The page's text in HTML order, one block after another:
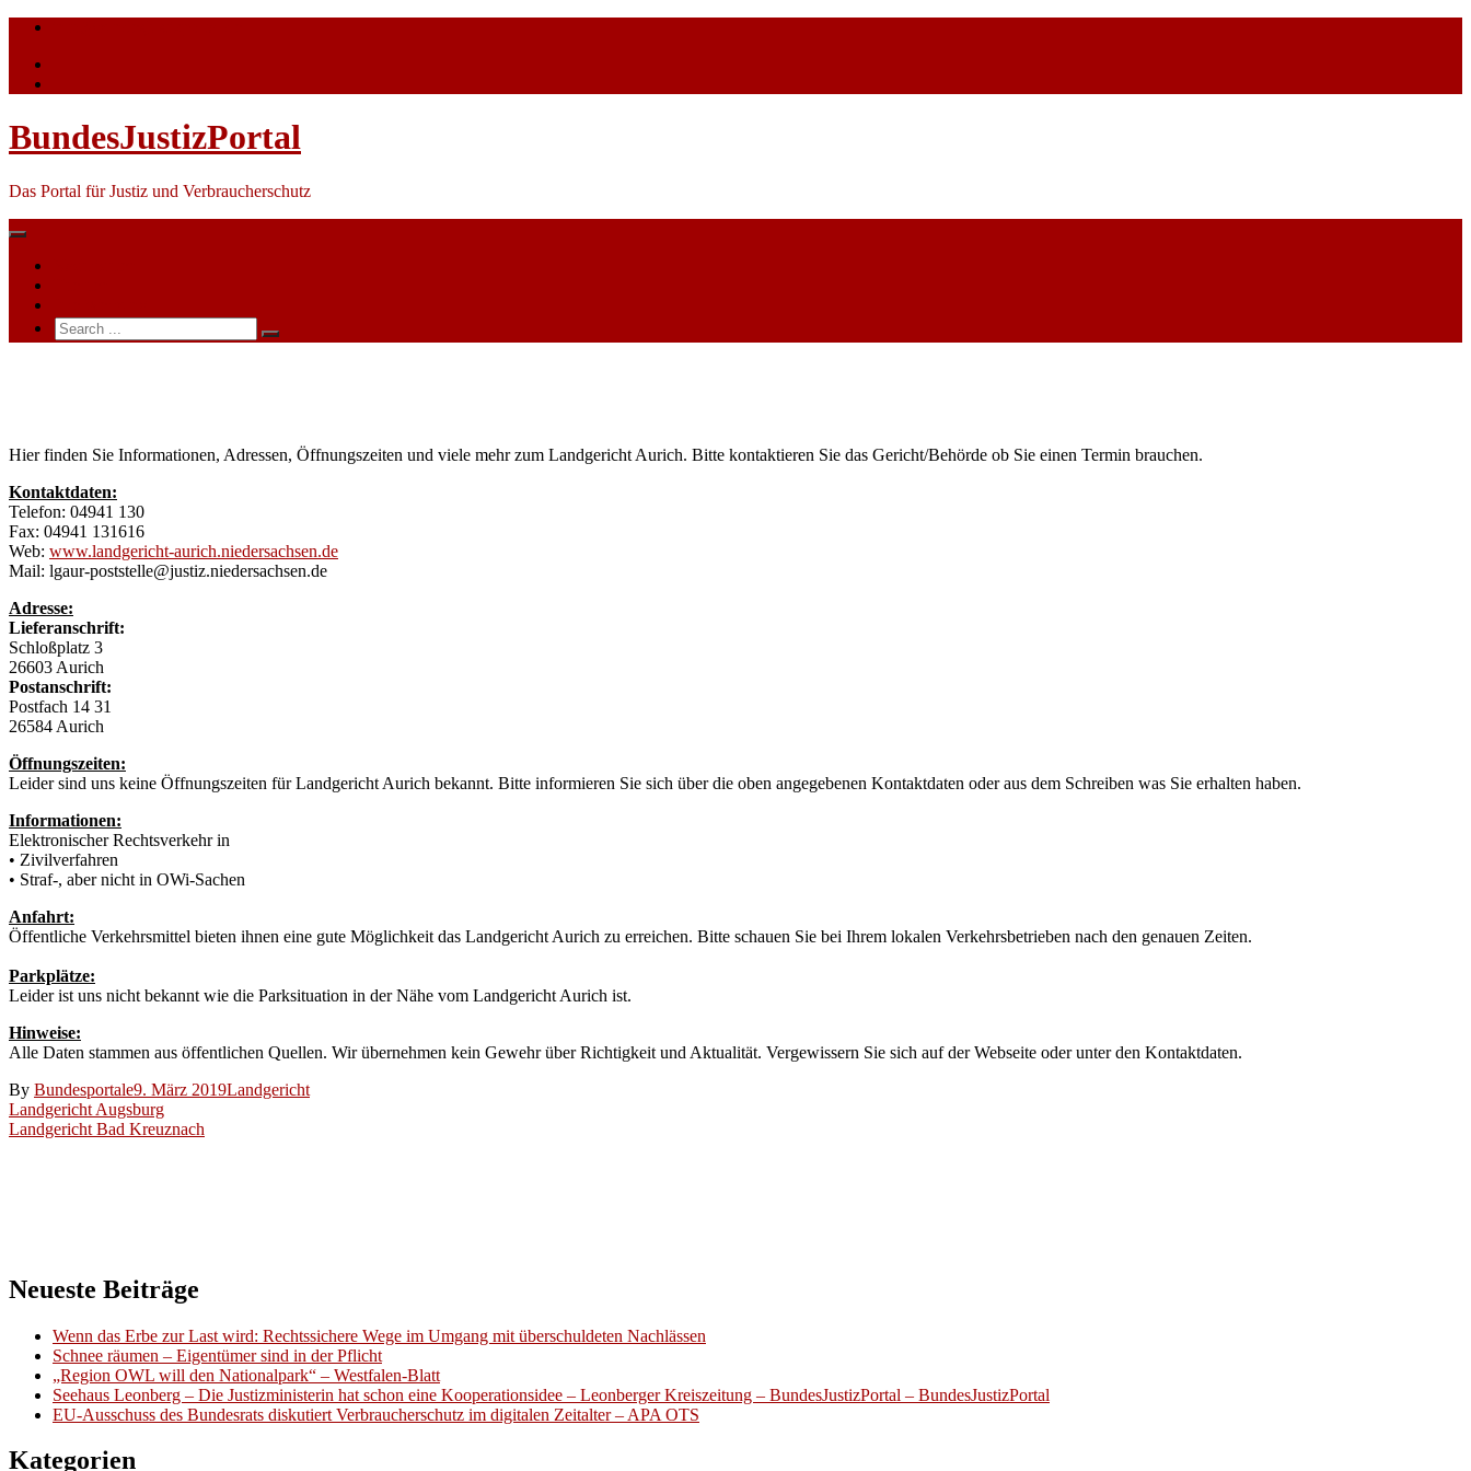
Skip
content
BundesJustizPortal
Das Portal für Justiz und Verbraucherschutz
Search
for:
Hier finden Sie Informationen, Adressen, Öffnungszeiten und viele mehr zum Landgericht Aurich. Bitte kontaktieren Sie das Gericht/Behörde ob Sie einen Termin brauchen.
Kontaktdaten:
Telefon: 04941 130
Fax: 04941 131616
Web: www.landgericht-aurich.niedersachsen.de
Mail: lgaur-poststelle@justiz.niedersachsen.de
Adresse:
Lieferanschrift:
Schloßplatz 3
26603 Aurich
Postanschrift:
Postfach 14 31
26584 Aurich
Öffnungszeiten:
Leider sind uns keine Öffnungszeiten für Landgericht Aurich bekannt. Bitte informieren Sie sich über die oben angegebenen Kontaktdaten oder aus dem Schreiben was Sie erhalten haben.
Informationen:
Elektronischer Rechtsverkehr in
• Zivilverfahren
• Straf-, aber nicht in OWi-Sachen
Anfahrt:
Öffentliche Verkehrsmittel bieten ihnen eine gute Möglichkeit das Landgericht Aurich zu erreichen. Bitte schauen Sie bei Ihrem lokalen Verkehrsbetrieben nach den genauen Zeiten.
Parkplätze:
Leider ist uns nicht bekannt wie die Parksituation in der Nähe vom Landgericht Aurich ist.
Hinweise:
Alle Daten stammen aus öffentlichen Quellen. Wir übernehmen kein Gewehr über Richtigkeit und Aktualität. Vergewissern Sie sich auf der Webseite oder unter den Kontaktdaten.
By Bundesportale9. März 2019Landgericht
Beitragsnavigation
Landgericht Augsburg
Landgericht Bad Kreuznach
Neueste Beiträge
Wenn das Erbe zur Last wird: Rechtssichere Wege im Umgang mit überschuldeten Nachlässen
Schnee räumen – Eigentümer sind in der Pflicht
„Region OWL will den Nationalpark“ – Westfalen-Blatt
Seehaus Leonberg – Die Justizministerin hat schon eine Kooperationsidee – Leonberger Kreiszeitung – BundesJustizPortal – BundesJustizPortal
EU-Ausschuss des Bundesrats diskutiert Verbraucherschutz im digitalen Zeitalter – APA OTS
Kategorien